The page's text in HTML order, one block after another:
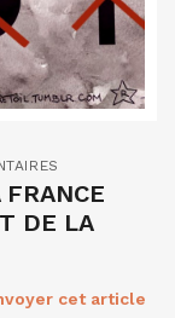
DE LA
cet article